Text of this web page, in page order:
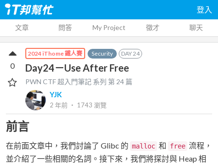
登入
文章 問答 My Project 徵才 聊天
2024 iThome 鐵人賽 Security DAY24
Day24－Use After Free
PWN CTF 超入門筆記 系列 第24 篇
YJK
2 年前 ‧ 1743 瀏覽
0
前言
在前面文章中，我們討論了 Glibc 的 malloc 和 free 流程，
並介紹了一些相關的名詞。接下來，我們將探討與 Heap 相